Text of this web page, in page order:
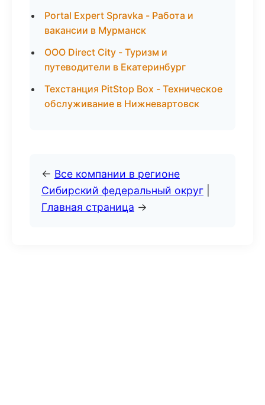
Portal Expert Spravka - Работа и
вакансии в Мурманск
ООО Direct City - Туризм и
путеводители в Екатеринбург
Техстанция PitStop Box - Техническое
обслуживание в Нижневартовск
← Все компании в регионе
Сибирский федеральный округ
Главная страница →